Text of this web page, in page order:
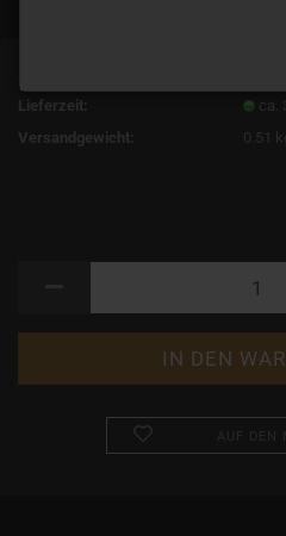
Lieferzeit:
ca.
Versandgewicht: 0.51